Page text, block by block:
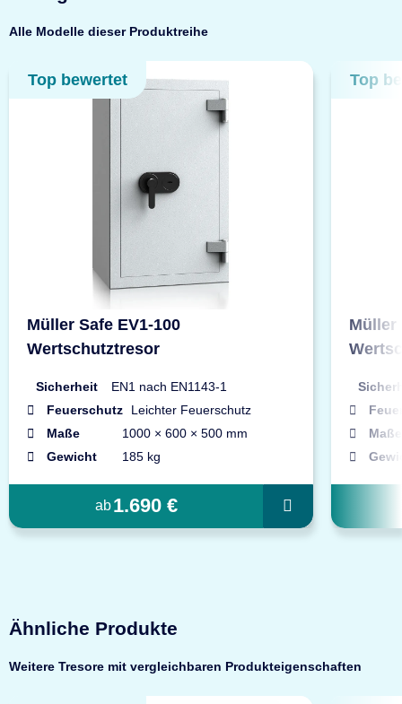
Alle Modelle dieser Produktreihe
Top bewertet
Müller Safe EV1-100
Wertschutztresor
Sicherheit
EN1 nach EN1143-1
Feuerschutz
Leichter Feuerschutz
Maße
1000 × 600 × 500 mm
Gewicht
185 kg
ab1.690 €
Top
Müller
Maße
Ähnliche Produkte
Weitere Tresore mit vergleichbaren Produkteigenschaften